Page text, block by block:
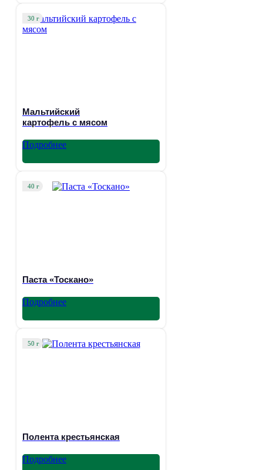
30 г
Мальтийский
картофель с мясом
Подробнее
40 г
Паста «Тоскано»
Подробнее
50 г
Полента крестьянская
Подробнее